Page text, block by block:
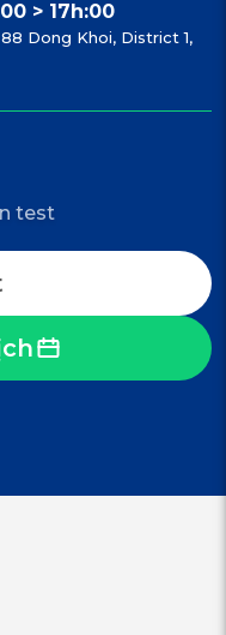
> 17h:00
Dong Khoi, District 1,
test